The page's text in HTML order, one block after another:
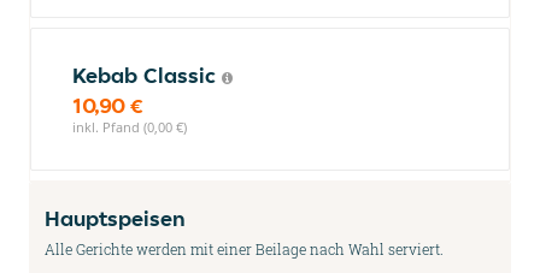
Kebab Classic
10,90 €
inkl. Pfand (0,00 €)
Hauptspeisen
Alle Gerichte werden mit einer Beilage nach Wahl serviert.